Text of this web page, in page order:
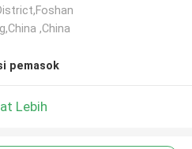
,China
pemasok
Lebih